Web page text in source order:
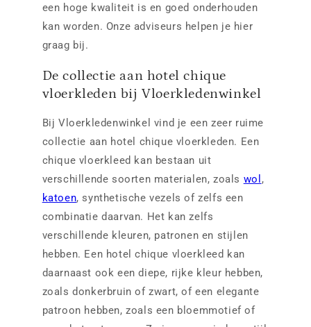
een hoge kwaliteit is en goed onderhouden
kan worden. Onze adviseurs helpen je hier
graag bij.
De collectie aan hotel chique
vloerkleden bij Vloerkledenwinkel
Bij Vloerkledenwinkel vind je een zeer ruime
collectie aan hotel chique vloerkleden. Een
chique vloerkleed kan bestaan uit
verschillende soorten materialen, zoals wol ,
katoen, synthetische vezels of zelfs een
combinatie daarvan. Het kan zelfs
verschillende kleuren, patronen en stijlen
hebben. Een hotel chique vloerkleed kan
daarnaast ook een diepe, rijke kleur hebben,
zoals donkerbruin of zwart, of een elegante
patroon hebben, zoals een bloemmotief of